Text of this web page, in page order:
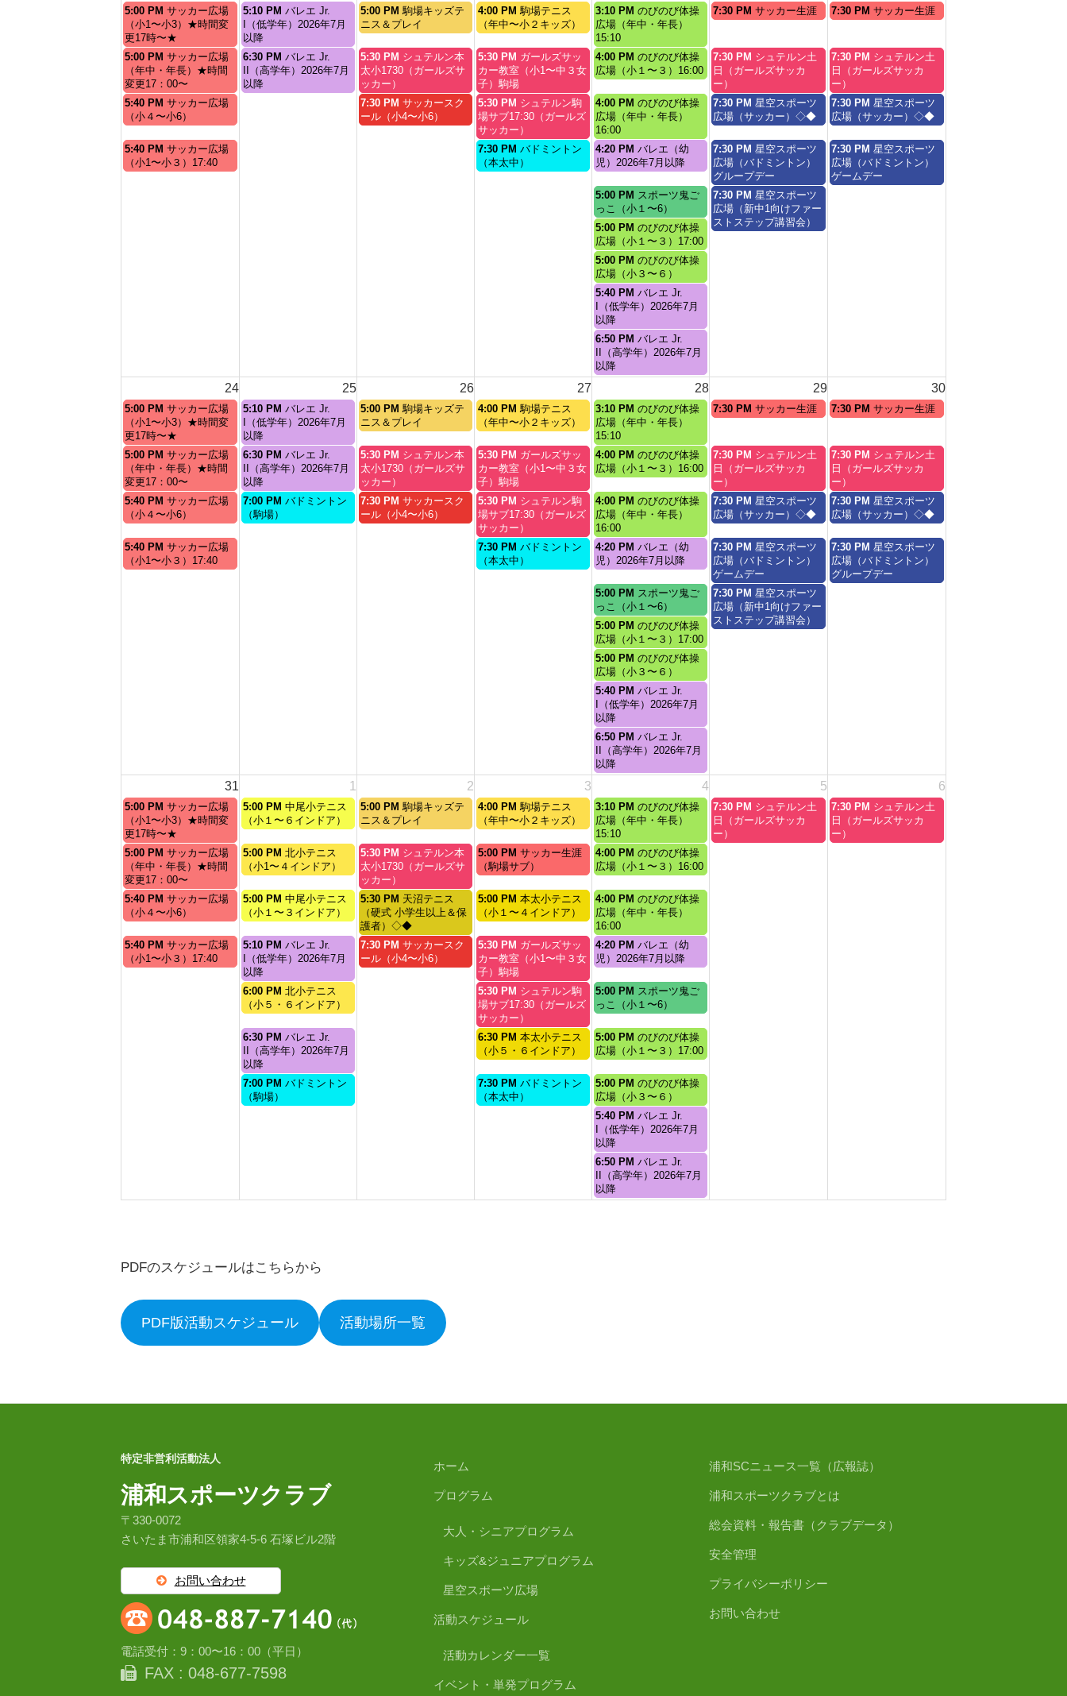
15th
2026
16th
2026
月
曜
日,
8
月
17th
2026
5:00 PM サッカー広場
（小1〜小3）★時間変
更17時〜★
火
曜
日,
8
月
18th
2026
5:10 PM バレエ Jr.
I（低学年）2026年7月
以降
水
曜
日,
8
月
19th
2026
5:00 PM 駒場キッズテ
ニス＆プレイ
木
曜
日,
8
月
20th
2026
4:00 PM 駒場テニス
（年中〜小２キッズ）
金
曜
日,
8
月
21st
3:10 PM のびのび体操
広場（年中・年長）
15:10
土
曜
8
月
22nd
2026
7:30 PM サッカー生涯
日
曜
8
月
23rd
2026
7:30 PM サッカー生涯
月
曜
日,
8
月
17th
5:00 PM サッカー広場
（年中・年長）★時間
変更17：00〜
火
曜
日,
8
6:30 PM バレエ Jr.
II（高学年）2026年7月
以降
水
曜
日,
8
月
19th
5:30 PM シュテルン本
太小1730（ガールズサ
ッカー）
木
曜
日,
8
月
20th
2026
5:30 PM ガールズサッ
カー教室（小1〜中３女
子）駒場
金
曜
日,
8
月
21st
2026
4:00 PM のびのび体操
広場（小１〜３）16:00
土
曜
日,
8
月
22nd
7:30 PM シュテルン土
日（ガールズサッカ
ー）
日
曜
日,
8
月
23rd
7:30 PM シュテルン土
日（ガールズサッカ
ー）
月
曜
日,
8
月
17th
5:40 PM サッカー広場
（小４〜小6）
水
曜
日,
7:30 PM サッカースク
ール（小4〜小6）
木
曜
日,
8
月
20th
5:30 PM シュテルン駒
場サブ17:30（ガールズ
サッカー）
金
曜
日,
8
月
21st
4:00 PM のびのび体操
広場（年中・年長）
16:00
土
曜
日,
8
月
22nd
2026
7:30 PM 星空スポーツ
広場（サッカー）◇◆
日
曜
日,
8
月
23rd
2026
7:30 PM 星空スポーツ
広場（サッカー）◇◆
月
曜
日,
5:40 PM サッカー広場
（小1〜小３）17:40
木
曜
日,
7:30 PM バドミントン
（本太中）
金
曜
日,
8
月
21st
2026
4:20 PM バレエ（幼
児）2026年7月以降
土
曜
日,
8
月
22nd
2026
7:30 PM 星空スポーツ
広場（バドミントン）
グループデー
日
曜
日,
8
7:30 PM 星空スポーツ
広場（バドミントン）
ゲームデー
金
曜
日,
8
月
21st
2026
5:00 PM スポーツ鬼ご
っこ（小１〜6）
土
曜
日,
8
7:30 PM 星空スポーツ
広場（新中1向けファー
ストステップ講習会）
金
曜
日,
8
月
21st
2026
5:00 PM のびのび体操
広場（小１〜３）17:00
金
曜
日,
8
月
21st
2026
5:00 PM のびのび体操
広場（小３〜６）
金
曜
日,
8
月
21st
2026
5:40 PM バレエ Jr.
I（低学年）2026年7月
以降
金
曜
日,
8
21st
2026
6:50 PM バレエ Jr.
II（高学年）2026年7月
以降
24 25 26 27 28 29 30
月
曜
日,
8
月
24th
2026
5:00 PM サッカー広場
（小1〜小3）★時間変
更17時〜★
火
曜
日,
8
月
25th
2026
5:10 PM バレエ Jr.
I（低学年）2026年7月
以降
水
曜
日,
8
月
26th
2026
5:00 PM 駒場キッズテ
ニス＆プレイ
木
曜
日,
8
月
27th
2026
4:00 PM 駒場テニス
（年中〜小２キッズ）
金
曜
日,
8
月
28th
3:10 PM のびのび体操
広場（年中・年長）
15:10
土
曜
8
月
29th
2026
7:30 PM サッカー生涯
日
曜
8
月
30th
2026
7:30 PM サッカー生涯
月
曜
日,
8
月
24th
5:00 PM サッカー広場
（年中・年長）★時間
変更17：00〜
火
曜
日,
8
月
25th
6:30 PM バレエ Jr.
II（高学年）2026年7月
以降
水
曜
日,
8
月
26th
5:30 PM シュテルン本
太小1730（ガールズサ
ッカー）
木
曜
日,
8
月
27th
2026
5:30 PM ガールズサッ
カー教室（小1〜中３女
子）駒場
金
曜
日,
8
月
28th
2026
4:00 PM のびのび体操
広場（小１〜３）16:00
土
曜
日,
8
月
29th
7:30 PM シュテルン土
日（ガールズサッカ
ー）
日
曜
日,
8
月
30th
7:30 PM シュテルン土
日（ガールズサッカ
ー）
月
曜
日,
8
月
24th
5:40 PM サッカー広場
（小４〜小6）
火
曜
日,
7:00 PM バドミントン
（駒場）
水
曜
日,
7:30 PM サッカースク
ール（小4〜小6）
木
曜
日,
8
月
27th
5:30 PM シュテルン駒
場サブ17:30（ガールズ
サッカー）
金
曜
日,
8
月
28th
4:00 PM のびのび体操
広場（年中・年長）
16:00
土
曜
日,
8
月
29th
2026
7:30 PM 星空スポーツ
広場（サッカー）◇◆
日
曜
日,
8
月
30th
2026
7:30 PM 星空スポーツ
広場（サッカー）◇◆
月
曜
日,
5:40 PM サッカー広場
（小1〜小３）17:40
木
曜
日,
7:30 PM バドミントン
（本太中）
金
曜
日,
8
月
28th
2026
4:20 PM バレエ（幼
児）2026年7月以降
土
曜
日,
8
月
29th
2026
7:30 PM 星空スポーツ
広場（バドミントン）
ゲームデー
日
曜
日,
8
7:30 PM 星空スポーツ
広場（バドミントン）
グループデー
金
曜
日,
8
月
28th
2026
5:00 PM スポーツ鬼ご
っこ（小１〜6）
土
曜
日,
8
7:30 PM 星空スポーツ
広場（新中1向けファー
ストステップ講習会）
金
曜
日,
8
月
28th
2026
5:00 PM のびのび体操
広場（小１〜３）17:00
金
曜
日,
8
月
28th
2026
5:00 PM のびのび体操
広場（小３〜６）
金
曜
日,
8
月
28th
2026
5:40 PM バレエ Jr.
I（低学年）2026年7月
以降
金
曜
日,
8
28th
2026
6:50 PM バレエ Jr.
II（高学年）2026年7月
以降
31 1 2 3 4 5 6
月
曜
日,
8
月
31st
2026
5:00 PM サッカー広場
（小1〜小3）★時間変
更17時〜★
火
曜
日,
9
月
1st
5:00 PM 中尾小テニス
（小１〜６インドア）
水
曜
日,
9
月
2nd
2026
5:00 PM 駒場キッズテ
ニス＆プレイ
木
曜
日,
9
月
3rd
4:00 PM 駒場テニス
（年中〜小２キッズ）
金
曜
日,
9
月
4th
3:10 PM のびのび体操
広場（年中・年長）
15:10
土
曜
日,
9
7:30 PM シュテルン土
日（ガールズサッカ
ー）
日
曜
日,
9
7:30 PM シュテルン土
日（ガールズサッカ
ー）
月
曜
日,
8
月
31st
5:00 PM サッカー広場
（年中・年長）★時間
変更17：00〜
火
曜
日,
9
月
1st
5:00 PM 北小テニス
（小1〜４インドア）
水
曜
日,
9
月
2nd
2026
5:30 PM シュテルン本
太小1730（ガールズサ
ッカー）
木
曜
日,
9
月
3rd
5:00 PM サッカー生涯
（駒場サブ）
金
曜
日,
9
月
4th
2026
4:00 PM のびのび体操
広場（小１〜３）16:00
月
曜
日,
8
月
31st
5:40 PM サッカー広場
（小４〜小6）
火
曜
日,
9
月
1st
2026
5:00 PM 中尾小テニス
（小１〜３インドア）
水
曜
日,
9
月
2nd
5:30 PM 天沼テニス
（硬式 小学生以上＆保
護者）◇◆
木
曜
日,
9
月
3rd
2026
5:00 PM 本太小テニス
（小１〜４インドア）
金
曜
日,
9
月
4th
4:00 PM のびのび体操
広場（年中・年長）
16:00
月
曜
日,
5:40 PM サッカー広場
（小1〜小３）17:40
火
曜
日,
9
月
1st
5:10 PM バレエ Jr.
I（低学年）2026年7月
以降
水
曜
日,
7:30 PM サッカースク
ール（小4〜小6）
木
曜
日,
9
月
3rd
2026
5:30 PM ガールズサッ
カー教室（小1〜中３女
子）駒場
金
曜
日,
9
月
4th
4:20 PM バレエ（幼
児）2026年7月以降
火
曜
日,
9
月
1st
2026
6:00 PM 北小テニス
（小５・６インドア）
木
曜
日,
9
月
3rd
5:30 PM シュテルン駒
場サブ17:30（ガールズ
サッカー）
金
曜
日,
9
月
4th
5:00 PM スポーツ鬼ご
っこ（小１〜6）
火
曜
日,
9
月
1st
6:30 PM バレエ Jr.
II（高学年）2026年7月
以降
木
曜
日,
9
月
3rd
6:30 PM 本太小テニス
（小５・６インドア）
金
曜
日,
9
月
4th
2026
5:00 PM のびのび体操
広場（小１〜３）17:00
火
曜
日,
7:00 PM バドミントン
（駒場）
木
曜
日,
7:30 PM バドミントン
（本太中）
金
曜
日,
9
月
4th
2026
5:00 PM のびのび体操
広場（小３〜６）
金
曜
日,
9
月
4th
2026
5:40 PM バレエ Jr.
I（低学年）2026年7月
以降
金
曜
日,
9
6:50 PM バレエ Jr.
II（高学年）2026年7月
以降
PDFのスケジュールはこちらから
PDF版活動スケジュール 活動場所一覧
特定非営利活動法人
浦和スポーツクラブ
〒330-0072
さいたま市浦和区領家4-5-6 石塚ビル2階
お問い合わせ
電話受付：9：00〜16：00（平日）
FAX : 048-677-7598
ホーム
プログラム
大人・シニアプログラム
キッズ&ジュニアプログラム
星空スポーツ広場
活動スケジュール
活動カレンダー一覧
イベント・単発プログラム
浦和SCニュース一覧（広報誌）
浦和スポーツクラブとは
総会資料・報告書（クラブデータ）
安全管理
プライバシーポリシー
お問い合わせ